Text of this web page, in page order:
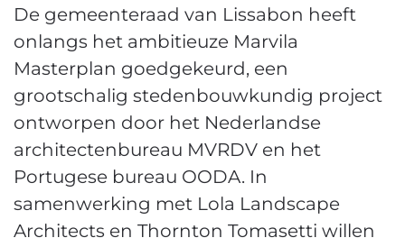
De gemeenteraad van Lissabon heeft
onlangs het ambitieuze Marvila
Masterplan goedgekeurd, een
grootschalig stedenbouwkundig project
ontworpen door het Nederlandse
architectenbureau MVRDV en het
Portugese bureau OODA. In
samenwerking met Lola Landscape
Architects en Thornton Tomasetti willen